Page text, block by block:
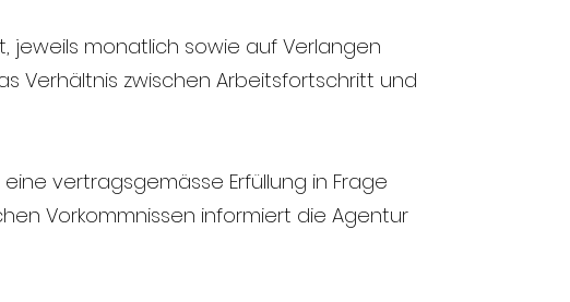
jeweils monatlich sowie auf Verlangen
Verhältnis zwischen Arbeitsfortschritt und
vertragsgemässe Erfüllung in Frage
Vorkommnissen informiert die Agentur